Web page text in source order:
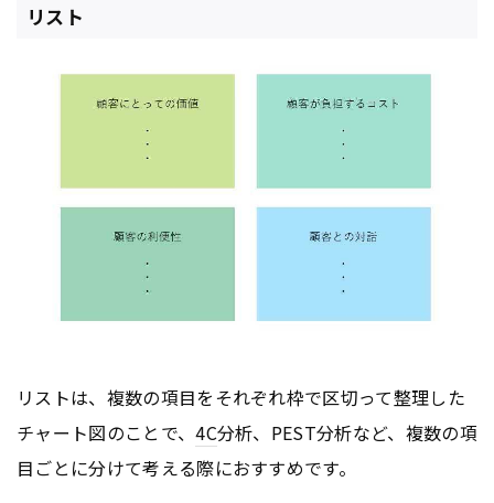
リスト
リストは、複数の項目をそれぞれ枠で区切って整理した
チャート図のことで、4C分析、PEST分析など、複数の項
目ごとに分けて考える際におすすめです。